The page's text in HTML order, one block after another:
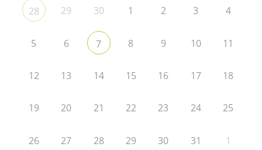
28 29 30 1 2 3 4
5 6 7 8 9 10 11
12 13 14 15 16 17 18
19 20 21 22 23 24 25
26 27 28 29 30 31 1